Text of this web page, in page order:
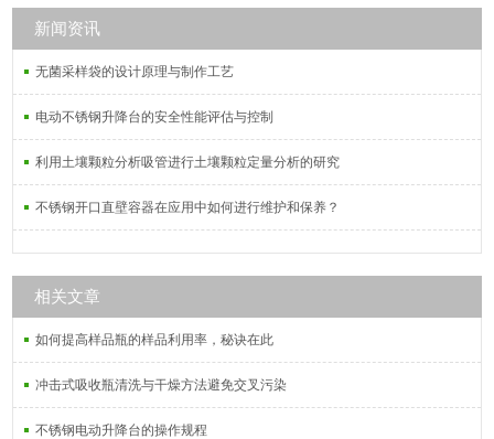
新闻资讯
无菌采样袋的设计原理与制作工艺
电动不锈钢升降台的安全性能评估与控制
利用土壤颗粒分析吸管进行土壤颗粒定量分析的研究
不锈钢开口直壁容器在应用中如何进行维护和保养？
相关文章
如何提高样品瓶的样品利用率，秘诀在此
冲击式吸收瓶清洗与干燥方法避免交叉污染
不锈钢电动升降台的操作规程